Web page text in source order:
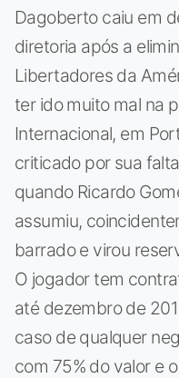
Dagoberto caiu em
diretoria após a
Libertadores da
ter ido muito mal na
Internacional, em
criticado por sua
quando Ricardo
assumiu,
barrado e virou
O jogador tem
até dezembro de
caso de qualquer
com 75% do valor e